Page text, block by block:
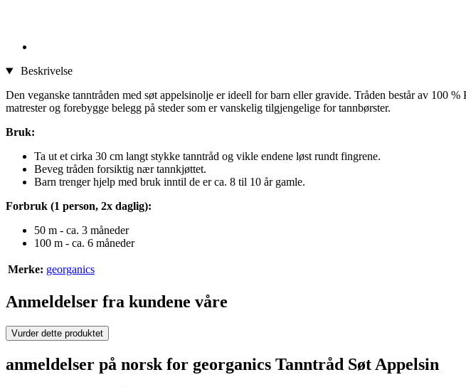
Beskrivelse
Den veganske tanntråden med søt appelsinolje er ideell for barn eller gravide. Tråden består av 100
matrester og forebygge belegg på steder som er vanskelig tilgjengelige for tannbørster.
Bruk:
Ta ut et cirka 30 cm langt stykke tanntråd og vikle endene løst rundt fingrene.
Beveg tråden forsiktig nær tannkjøttet.
Barn trenger hjelp med bruk inntil de er ca. 8 til 10 år gamle.
Forbruk (1 person, 2x daglig):
50 m - ca. 3 måneder
100 m - ca. 6 måneder
Merke: georganics
Anmeldelser fra kundene våre
Vurder dette produktet
anmeldelser på norsk for georganics Tanntråd Søt Appelsin